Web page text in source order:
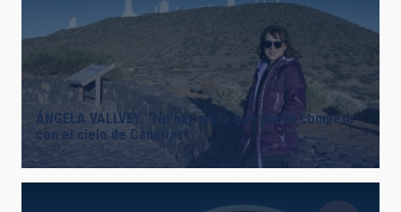
ÁNGELA VALLVEY: “No hay musa que pueda competir
con el cielo de Canarias”